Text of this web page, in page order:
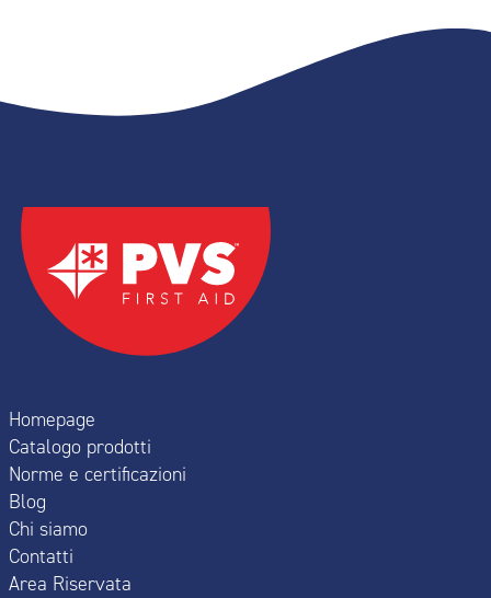
Homepage
Catalogo prodotti
Norme e certificazioni
Blog
Chi siamo
Contatti
Area Riservata